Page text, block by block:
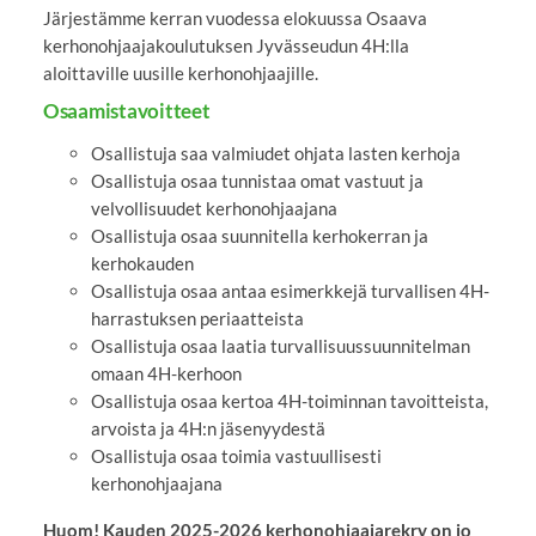
Järjestämme kerran vuodessa elokuussa Osaava
kerhonohjaajakoulutuksen Jyvässeudun 4H:lla
aloittaville uusille kerhonohjaajille.
Osaamistavoitteet
Osallistuja saa valmiudet ohjata lasten kerhoja
Osallistuja osaa tunnistaa omat vastuut ja
velvollisuudet kerhonohjaajana
Osallistuja osaa suunnitella kerhokerran ja
kerhokauden
Osallistuja osaa antaa esimerkkejä turvallisen 4H-
harrastuksen periaatteista
Osallistuja osaa laatia turvallisuussuunnitelman
omaan 4H-kerhoon
Osallistuja osaa kertoa 4H-toiminnan tavoitteista,
arvoista ja 4H:n jäsenyydestä
Osallistuja osaa toimia vastuullisesti
kerhonohjaajana
Huom! Kauden 2025-2026 kerhonohjaajarekry on jo